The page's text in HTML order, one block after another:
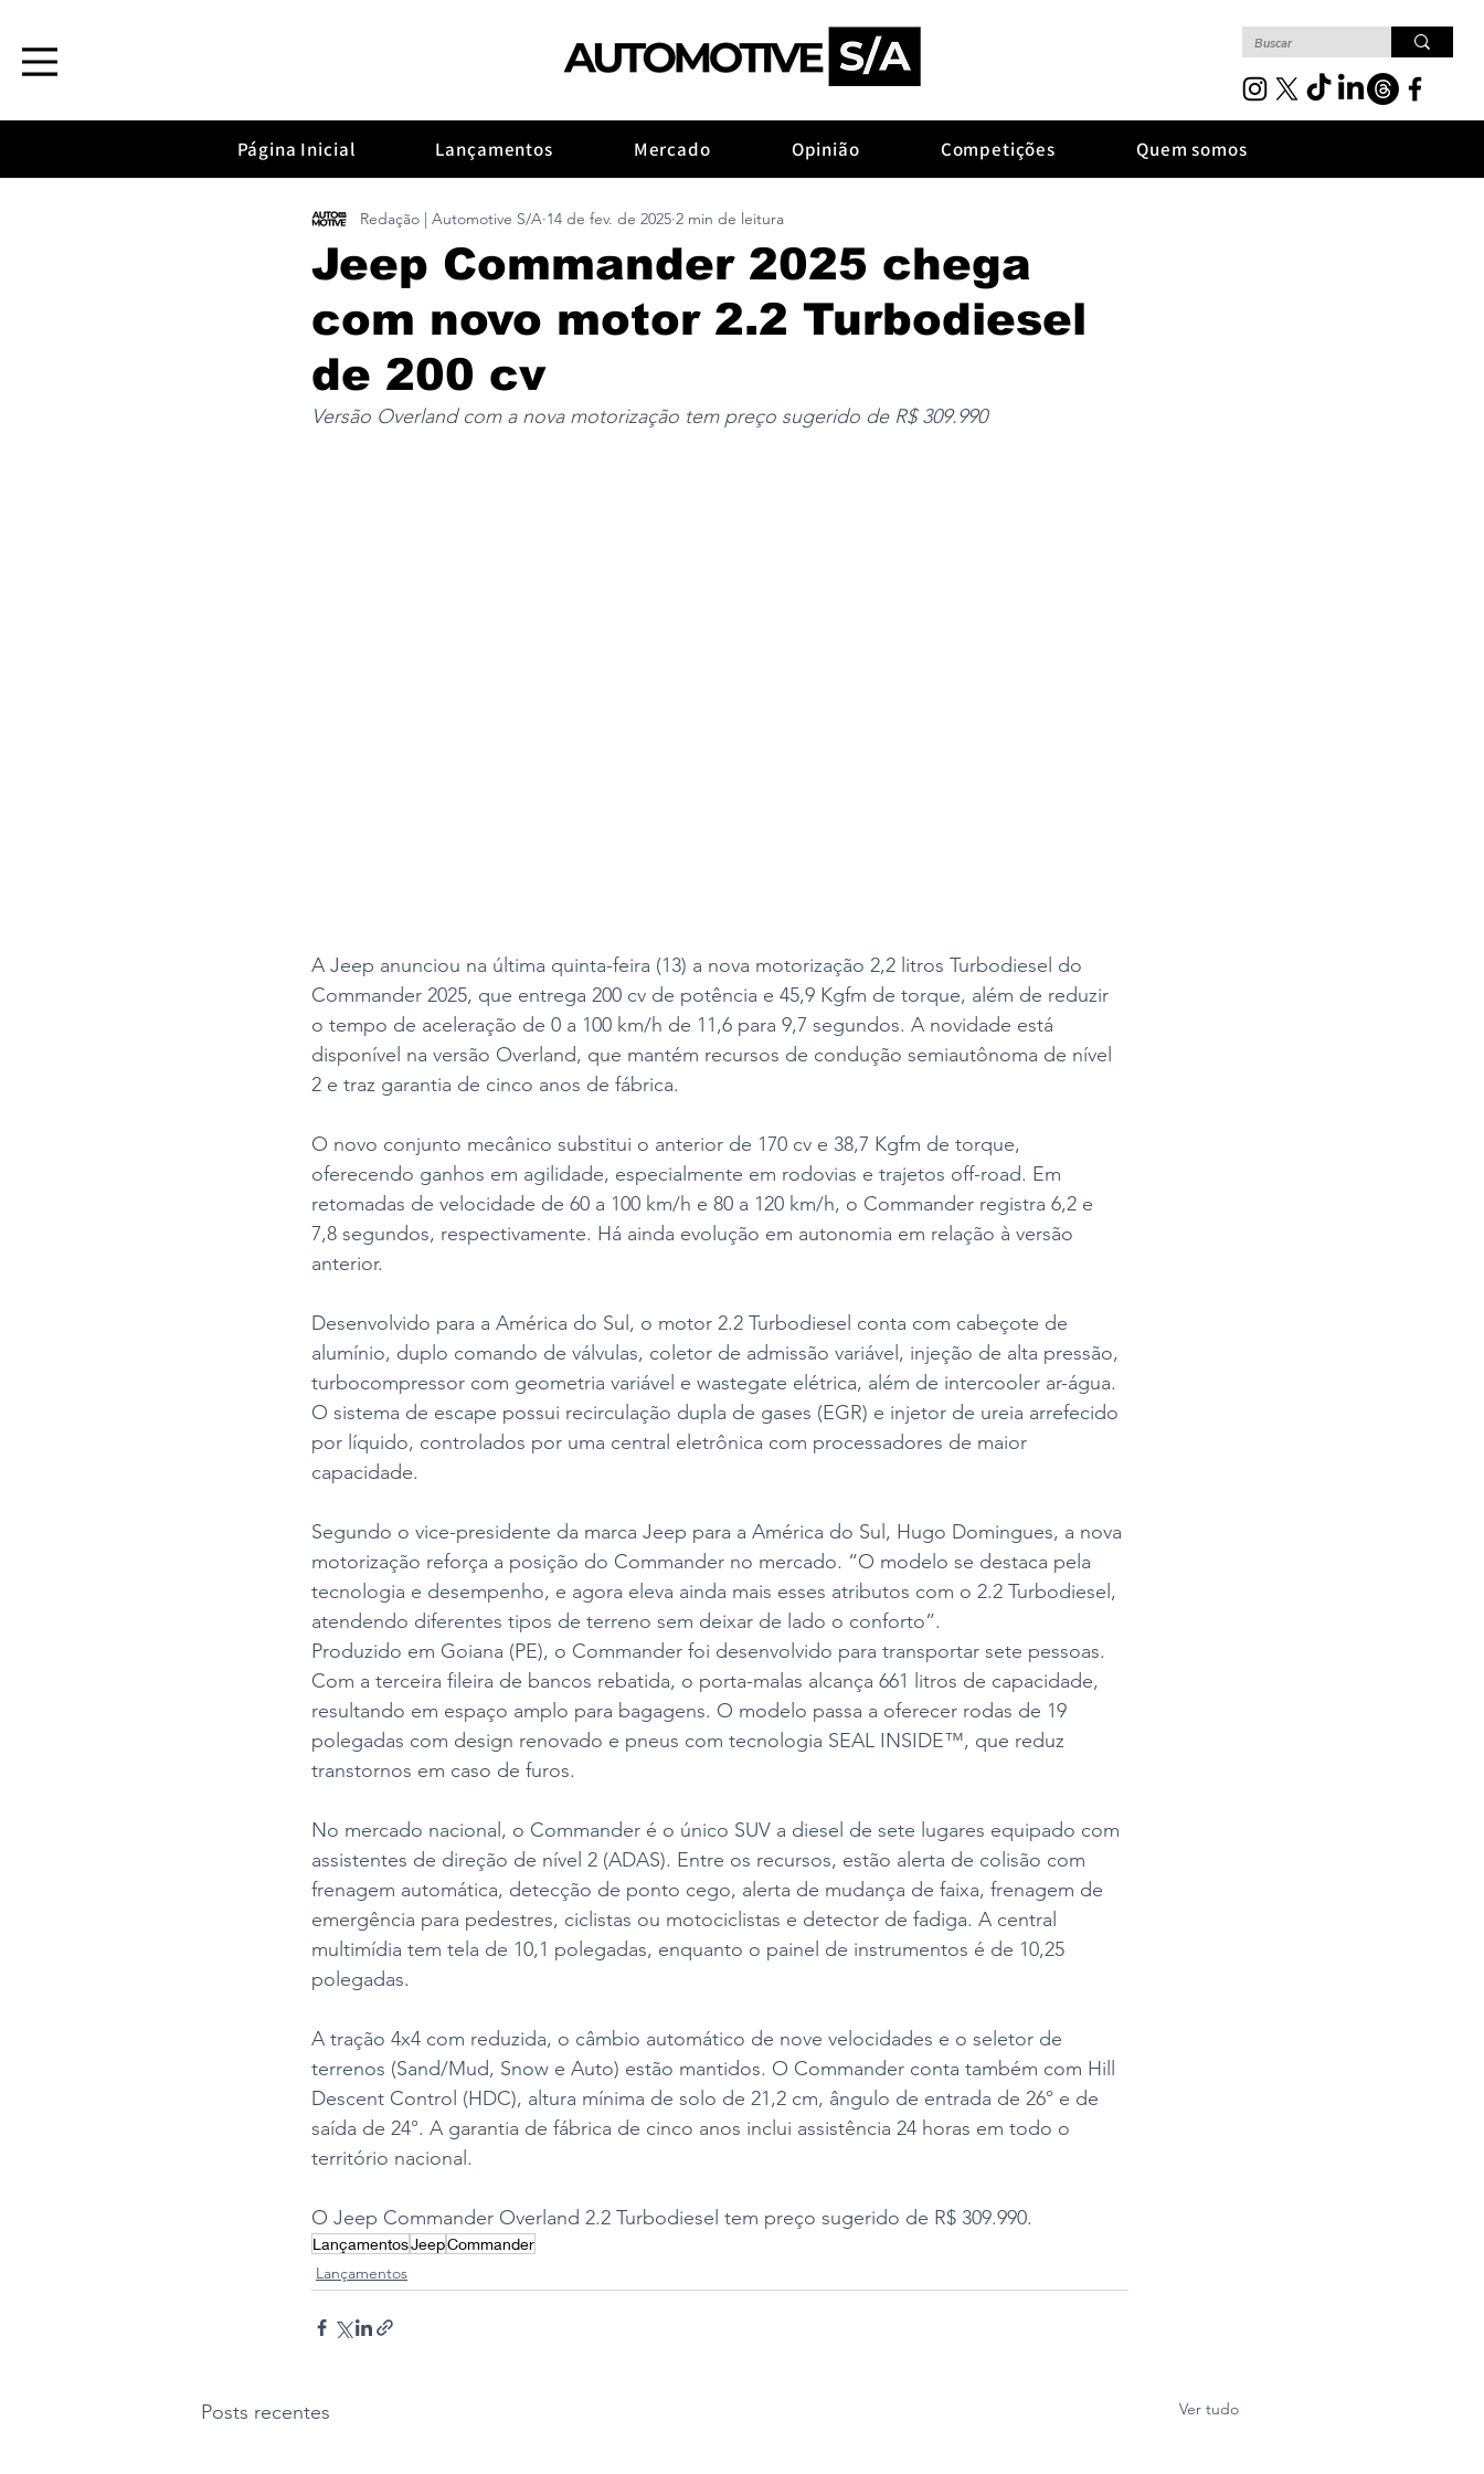
Página Inicial Lançamentos Mercado Opinião Competições Quem somos
Jeep Commander 2025 chega
com novo motor 2.2 Turbodiesel
de 200 cv
Redação | Automotive S/A 14 de fev. de 2025 2 min de leitura
Versão Overland com a nova motorização tem preço sugerido de R$ 309.990
A Jeep anunciou na última quinta-feira (13) a nova motorização 2,2 litros Turbodiesel do
Commander 2025, que entrega 200 cv de potência e 45,9 Kgfm de torque, além de reduzir
o tempo de aceleração de 0 a 100 km/h de 11,6 para 9,7 segundos. A novidade está
disponível na versão Overland, que mantém recursos de condução semiautônoma de nível
2 e traz garantia de cinco anos de fábrica.
O novo conjunto mecânico substitui o anterior de 170 cv e 38,7 Kgfm de torque,
oferecendo ganhos em agilidade, especialmente em rodovias e trajetos off-road. Em
retomadas de velocidade de 60 a 100 km/h e 80 a 120 km/h, o Commander registra 6,2 e
7,8 segundos, respectivamente. Há ainda evolução em autonomia em relação à versão
anterior.
Desenvolvido para a América do Sul, o motor 2.2 Turbodiesel conta com cabeçote de
alumínio, duplo comando de válvulas, coletor de admissão variável, injeção de alta pressão,
turbocompressor com geometria variável e wastegate elétrica, além de intercooler ar-água.
O sistema de escape possui recirculação dupla de gases (EGR) e injetor de ureia arrefecido
por líquido, controlados por uma central eletrônica com processadores de maior
capacidade.
Segundo o vice-presidente da marca Jeep para a América do Sul, Hugo Domingues, a nova
motorização reforça a posição do Commander no mercado. “O modelo se destaca pela
tecnologia e desempenho, e agora eleva ainda mais esses atributos com o 2.2 Turbodiesel,
atendendo diferentes tipos de terreno sem deixar de lado o conforto”.
Produzido em Goiana (PE), o Commander foi desenvolvido para transportar sete pessoas.
Com a terceira fileira de bancos rebatida, o porta-malas alcança 661 litros de capacidade,
resultando em espaço amplo para bagagens. O modelo passa a oferecer rodas de 19
polegadas com design renovado e pneus com tecnologia SEAL INSIDE™, que reduz
transtornos em caso de furos.
No mercado nacional, o Commander é o único SUV a diesel de sete lugares equipado com
assistentes de direção de nível 2 (ADAS). Entre os recursos, estão alerta de colisão com
frenagem automática, detecção de ponto cego, alerta de mudança de faixa, frenagem de
emergência para pedestres, ciclistas ou motociclistas e detector de fadiga. A central
multimídia tem tela de 10,1 polegadas, enquanto o painel de instrumentos é de 10,25
polegadas.
A tração 4x4 com reduzida, o câmbio automático de nove velocidades e o seletor de
terrenos (Sand/Mud, Snow e Auto) estão mantidos. O Commander conta também com Hill
Descent Control (HDC), altura mínima de solo de 21,2 cm, ângulo de entrada de 26° e de
saída de 24°. A garantia de fábrica de cinco anos inclui assistência 24 horas em todo o
território nacional.
O Jeep Commander Overland 2.2 Turbodiesel tem preço sugerido de R$ 309.990.
LançamentosJeepCommander
Lançamentos
Posts recentes Ver tudo